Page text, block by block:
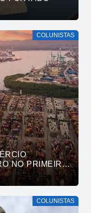
COLUNISTAS
NO PRIMEIRO
COLUNISTAS